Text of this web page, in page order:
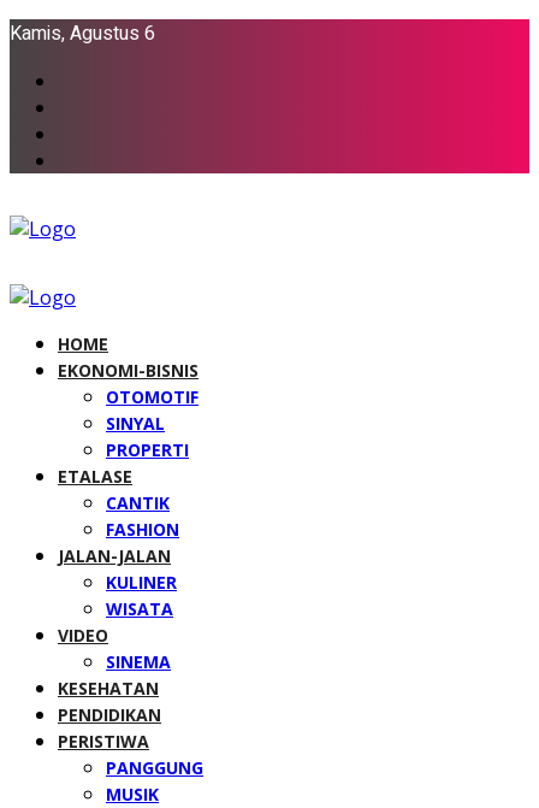
Kamis, Agustus 6
HOME
EKONOMI-BISNIS
OTOMOTIF
SINYAL
PROPERTI
ETALASE
CANTIK
FASHION
JALAN-JALAN
KULINER
WISATA
VIDEO
SINEMA
KESEHATAN
PENDIDIKAN
PERISTIWA
PANGGUNG
MUSIK